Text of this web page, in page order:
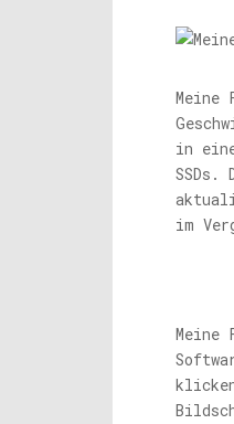
Meine
in
SSDs.
im
Meine